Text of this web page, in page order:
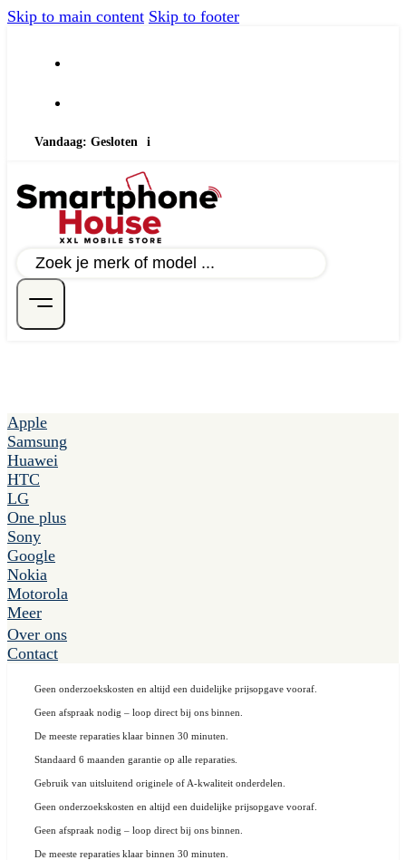
Skip to main content Skip to footer
Vandaag: Gesloten i
Apple
Samsung
Huawei
HTC
LG
One plus
Sony
Google
Nokia
Motorola
Meer
Over ons
Contact
Geen onderzoekskosten en altijd een duidelijke prijsopgave vooraf.
Geen afspraak nodig – loop direct bij ons binnen.
De meeste reparaties klaar binnen 30 minuten.
Standaard 6 maanden garantie op alle reparaties.
Gebruik van uitsluitend originele of A-kwaliteit onderdelen.
Geen onderzoekskosten en altijd een duidelijke prijsopgave vooraf.
Geen afspraak nodig – loop direct bij ons binnen.
De meeste reparaties klaar binnen 30 minuten.